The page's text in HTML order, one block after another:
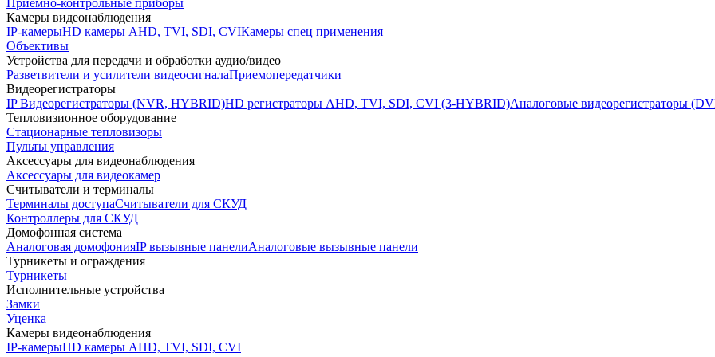
Приемно-контрольные приборы
Камеры видеонаблюдения
IP-камерыHD камеры AHD, TVI, SDI, CVIКамеры спец применения
Объективы
Устройства для передачи и обработки аудио/видео
Разветвители и усилители видеосигналаПриемопередатчики
Видеорегистраторы
IP Видеорегистраторы (NVR, HYBRID)HD регистраторы AHD, TVI, SDI, CVI (3-HYBRID)Аналоговые видеорегистраторы
Тепловизионное оборудование
Стационарные тепловизоры
Пульты управления
Аксессуары для видеонаблюдения
Аксессуары для видеокамер
Считыватели и терминалы
Терминалы доступаСчитыватели для СКУД
Контроллеры для СКУД
Домофонная система
Аналоговая домофонияIP вызывные панелиАналоговые вызывные панели
Турникеты и ограждения
Турникеты
Исполнительные устройства
Замки
Уценка
Камеры видеонаблюдения
IP-камерыHD камеры AHD, TVI, SDI, CVI